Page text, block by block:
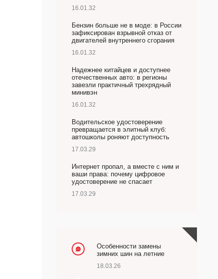
16.01.32
Бензин больше не в моде: в России
зафиксирован взрывной отказ от
двигателей внутреннего сгорания
16.01.32
Надежнее китайцев и доступнее
отечественных авто: в регионы
завезли практичный трехрядный
минивэн
16.01.32
Водительское удостоверение
превращается в элитный клуб:
автошколы роняют доступность
17.03.29
Интернет пропал, а вместе с ним и
ваши права: почему цифровое
удостоверение не спасает
17.03.29
Особенности замены
зимних шин на летние
18.03.26